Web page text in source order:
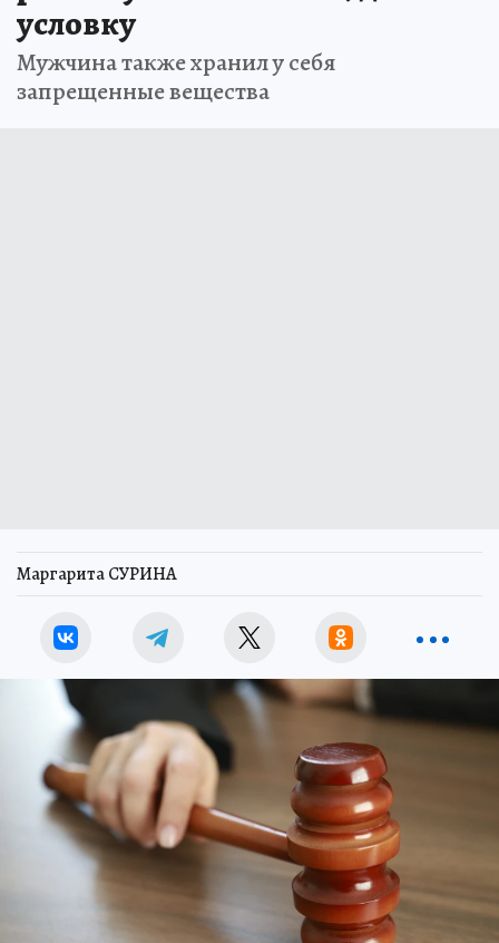
условку
Мужчина также хранил у себя
запрещенные вещества
Маргарита СУРИНА